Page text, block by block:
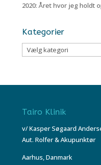
2020: Året hvor jeg holdt
Kategorier
Kategorier
Tairo Klinik
v/ Kasper Søgaard
Aut. Rolfer & Akupunktør
Aarhus, Danmark